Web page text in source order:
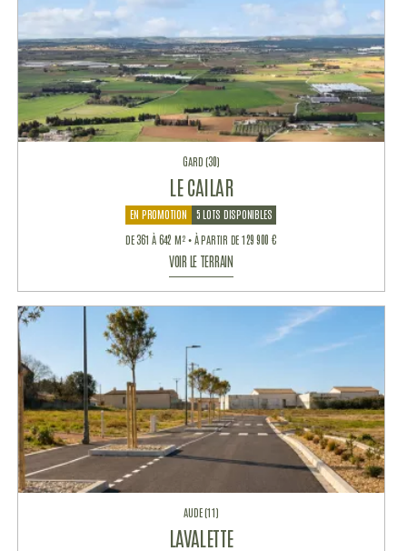
GARD (30)
LE CAILAR
EN PROMOTION
5 LOTS DISPONIBLES
DE 361 À 642 M² • À PARTIR DE 129 900 €
VOIR LE TERRAIN
AUDE (11)
LAVALETTE